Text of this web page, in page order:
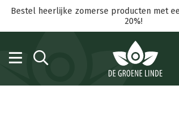
Bestel heerlijke zomerse producten met
20%!